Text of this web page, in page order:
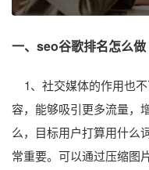
一、seo谷歌排名怎么做
1、社交媒体的作用也
容，能够吸引更多流量，
么，目标用户打算用什么
常重要。可以通过压缩图